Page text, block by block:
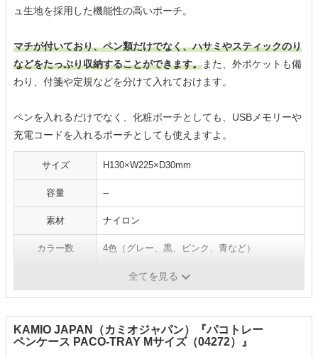
ュ生地を採用した機能性の高いポーチ。
マチが付いており、ペン類だけでなく、ハサミやスティックのり
などをたっぷり収納することができます。また、外ポケットも備
わり、付箋や定規などを分けて入れておけます。
ペンを入れるだけでなく、化粧ポーチとしても、USBメモリーや
充電コードを入れるポーチとしても使えますよ。
サイズ H130×W225×D30mm
容量 --
素材 ナイロン
カラー数 4色（グレー、黒、ピンク、青など）
全てを見る
KAMIO JAPAN（カミオジャパン）『パコトレー
ペンケース PACO-TRAY Mサイズ（04272）』